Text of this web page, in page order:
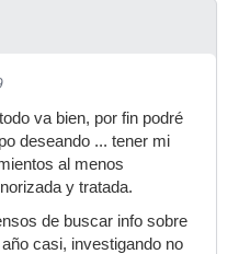
va bien, por fin podré
deseando ... tener mi
al menos
y tratada.
de buscar info sobre
casi, investigando no